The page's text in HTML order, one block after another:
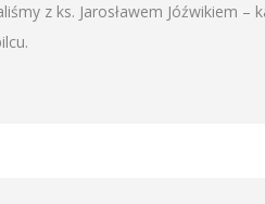
z ks. Jarosławem Jóźwikiem –